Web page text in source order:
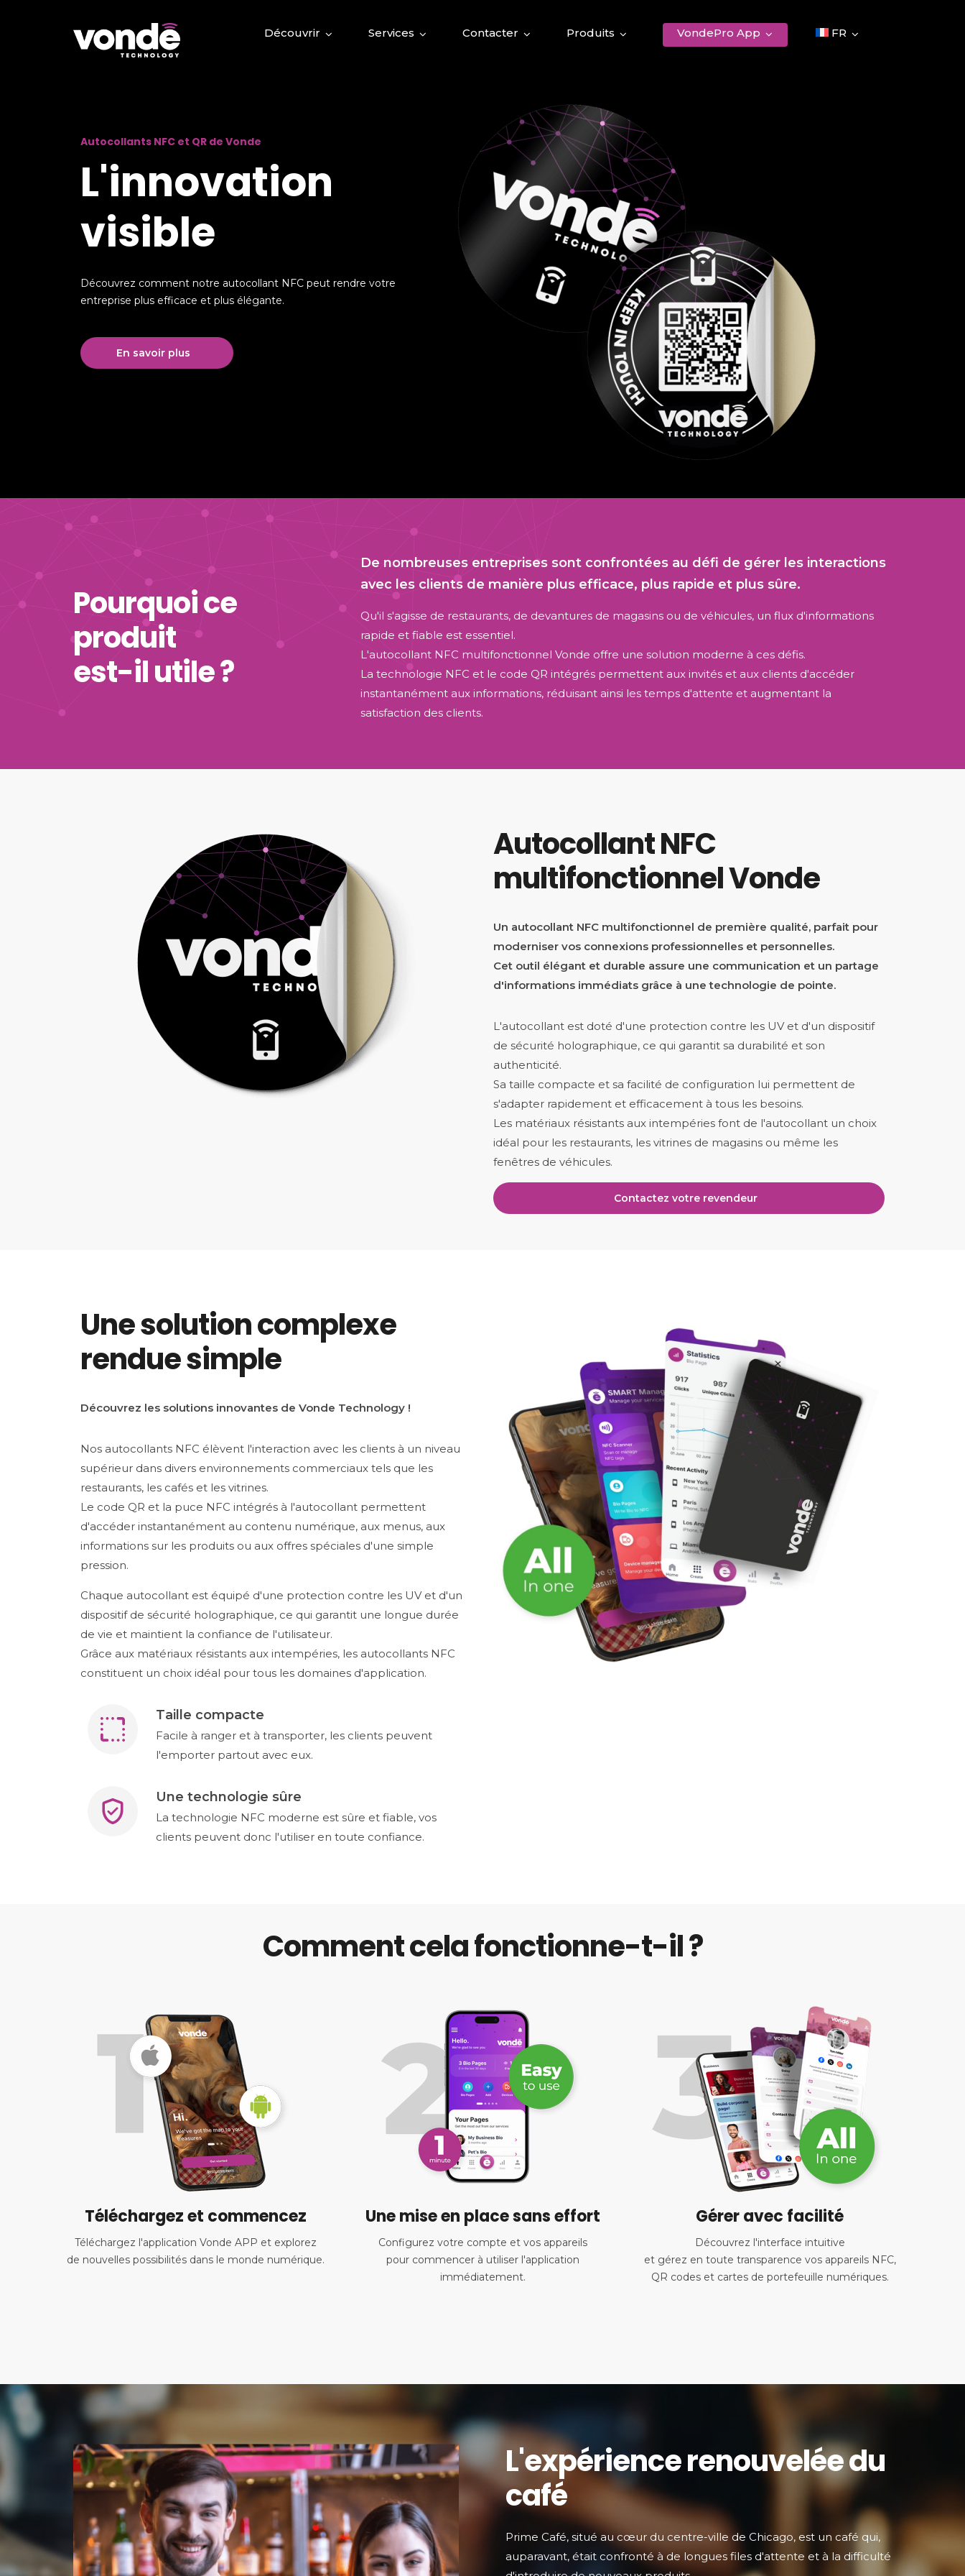
Découvrir Services Contacter Produits VondePro App FR
Autocollants NFC et QR de Vonde
L'innovation
visible
Découvrez comment notre autocollant NFC peut rendre votre
entreprise plus efficace et plus élégante.
En savoir plus
Pourquoi ce
produit
est-il utile ?
De nombreuses entreprises sont confrontées au défi de gérer les interactions
avec les clients de manière plus efficace, plus rapide et plus sûre.
Qu'il s'agisse de restaurants, de devantures de magasins ou de véhicules, un flux d'informations
rapide et fiable est essentiel.
L'autocollant NFC multifonctionnel Vonde offre une solution moderne à ces défis.
La technologie NFC et le code QR intégrés permettent aux invités et aux clients d'accéder
instantanément aux informations, réduisant ainsi les temps d'attente et augmentant la
satisfaction des clients.
Autocollant NFC
multifonctionnel Vonde
Un autocollant NFC multifonctionnel de première qualité, parfait pour
moderniser vos connexions professionnelles et personnelles.
Cet outil élégant et durable assure une communication et un partage
d'informations immédiats grâce à une technologie de pointe.
L'autocollant est doté d'une protection contre les UV et d'un dispositif
de sécurité holographique, ce qui garantit sa durabilité et son
authenticité.
Sa taille compacte et sa facilité de configuration lui permettent de
s'adapter rapidement et efficacement à tous les besoins.
Les matériaux résistants aux intempéries font de l'autocollant un choix
idéal pour les restaurants, les vitrines de magasins ou même les
fenêtres de véhicules.
Contactez votre revendeur
Une solution complexe
rendue simple
Découvrez les solutions innovantes de Vonde Technology !
Nos autocollants NFC élèvent l'interaction avec les clients à un niveau
supérieur dans divers environnements commerciaux tels que les
restaurants, les cafés et les vitrines.
Le code QR et la puce NFC intégrés à l'autocollant permettent
d'accéder instantanément au contenu numérique, aux menus, aux
informations sur les produits ou aux offres spéciales d'une simple
pression.
Chaque autocollant est équipé d'une protection contre les UV et d'un
dispositif de sécurité holographique, ce qui garantit une longue durée
de vie et maintient la confiance de l'utilisateur.
Grâce aux matériaux résistants aux intempéries, les autocollants NFC
constituent un choix idéal pour tous les domaines d'application.
Taille compacte
Facile à ranger et à transporter, les clients peuvent
l'emporter partout avec eux.
Une technologie sûre
La technologie NFC moderne est sûre et fiable, vos
clients peuvent donc l'utiliser en toute confiance.
Comment cela fonctionne-t-il ?
Téléchargez et commencez
Téléchargez l'application Vonde APP et explorez
de nouvelles possibilités dans le monde numérique.
Une mise en place sans effort
Configurez votre compte et vos appareils
pour commencer à utiliser l'application
immédiatement.
Gérer avec facilité
Découvrez l'interface intuitive
et gérez en toute transparence vos appareils NFC,
QR codes et cartes de portefeuille numériques.
L'expérience renouvelée du
café
Prime Café, situé au cœur du centre-ville de Chicago, est un café qui,
auparavant, était confronté à de longues files d'attente et à la difficulté